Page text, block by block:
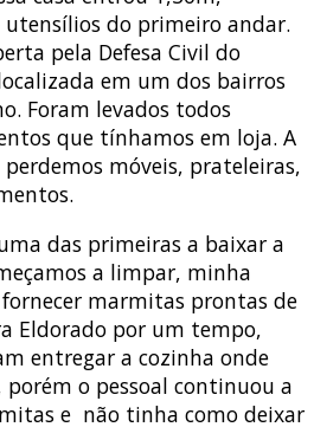
utensílios do primeiro andar.
pela Defesa Civil do
em um dos bairros
Foram levados todos
que tínhamos em loja. A
móveis, prateleiras,
das primeiras a baixar a
a limpar, minha
marmitas prontas de
Eldorado por um tempo,
entregar a cozinha onde
o pessoal continuou a
e não tinha como deixar